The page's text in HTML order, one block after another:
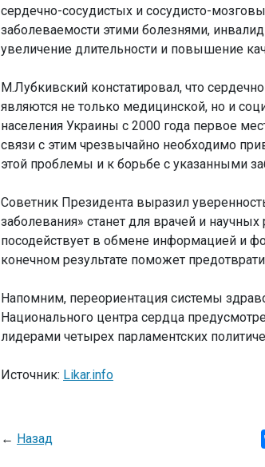
сердечно-сосудистых и сосудисто-
заболеваемости этими болезнями,
увеличение длительности и повышение
М.Лубкивский констатировал, что
являются не только медицинской, но и
населения Украины с 2000 года первое
связи с этим чрезвычайно необходимо
этой проблемы и к борьбе с указанными
Советник Президента выразил
заболевания» станет для врачей и
посодействует в обмене информацией и
конечном результате поможет
Напомним, переориентация системы
Национального центра сердца
лидерами четырех парламентских
Источник: Likar.info
← Назад